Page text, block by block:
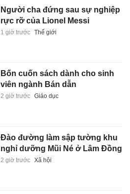
Người cha đứng sau sự nghiệp
rực rỡ của Lionel Messi
1 giờ trước Thế giới
Bốn cuốn sách dành cho sinh
viên ngành Bán dẫn
2 giờ trước Giáo dục
Đào đường làm sập tường khu
nghỉ dưỡng Mũi Né ở Lâm Đồng
2 giờ trước Xã hội